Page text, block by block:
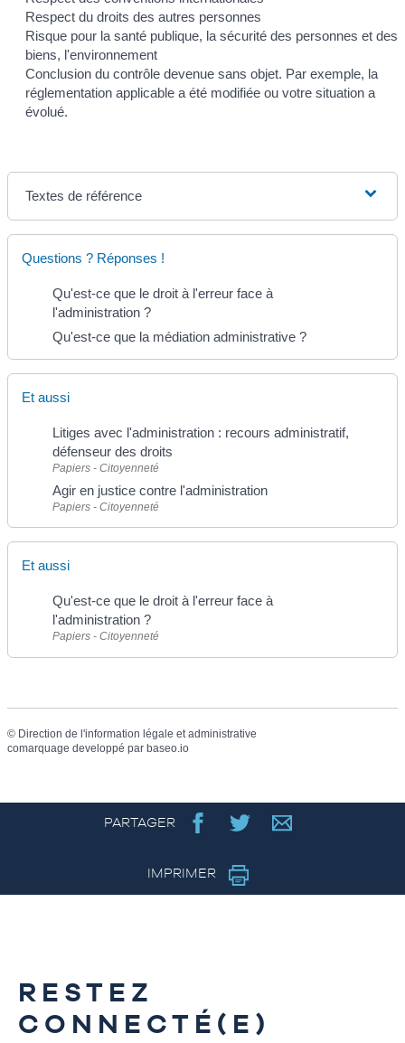
Respect du droits des autres personnes
Risque pour la santé publique, la sécurité des personnes et des
biens, l'environnement
Conclusion du contrôle devenue sans objet. Par exemple, la
réglementation applicable a été modifiée ou votre situation a
évolué.
Textes de référence
Questions ? Réponses !
Qu'est-ce que le droit à l'erreur face à
l'administration ?
Qu'est-ce que la médiation administrative ?
Et aussi
Litiges avec l'administration : recours administratif,
défenseur des droits
Papiers - Citoyenneté
Agir en justice contre l'administration
Papiers - Citoyenneté
Et aussi
Qu'est-ce que le droit à l'erreur face à
l'administration ?
Papiers - Citoyenneté
© Direction de l'information légale et administrative
comarquage developpé par baseo.io
PARTAGER
IMPRIMER
RESTEZ
CONNECTÉ(E)